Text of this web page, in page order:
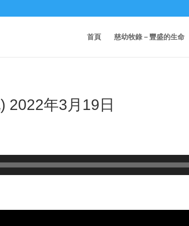
首頁 慈幼牧錄－豐盛的生命
2022年3月19日